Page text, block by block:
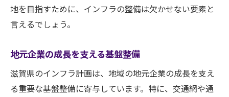
地を目指すために、インフラの整備は欠かせない要素と
言えるでしょう。
地元企業の成長を支える基盤整備
滋賀県のインフラ計画は、地域の地元企業の成長を支え
る重要な基盤整備に寄与しています。特に、交通網や通